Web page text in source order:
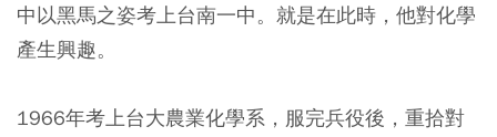
中以黑馬之姿考上台南一中。就是在此時，他對化學
產生興趣。
1966年考上台大農業化學系，服完兵役後，重拾對